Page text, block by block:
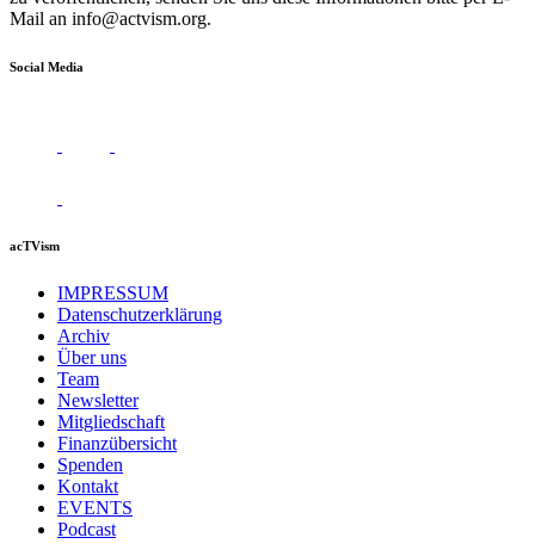
Mail an info@actvism.org.
Social Media
acTVism
IMPRESSUM
Datenschutzerklärung
Archiv
Über uns
Team
Newsletter
Mitgliedschaft
Finanzübersicht
Spenden
Kontakt
EVENTS
Podcast